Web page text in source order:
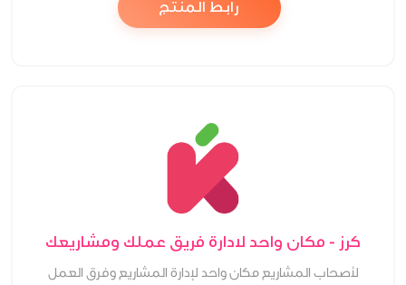
رابط المنتج
كرز - مكان واحد لادارة فريق عملك ومشاريعك
لأصحاب المشاريع مكان واحد لإدارة المشاريع وفرق العمل